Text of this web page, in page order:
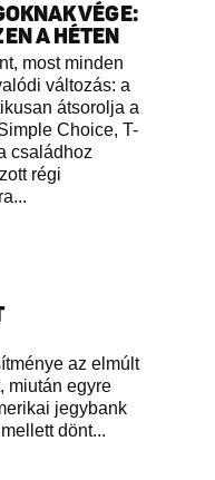
VÉGE:
A HÉTEN
most minden
változás: a
átsorolja a
Choice, T-
családhoz
régi
az elmúlt
miután egyre
jegybank
dönt...